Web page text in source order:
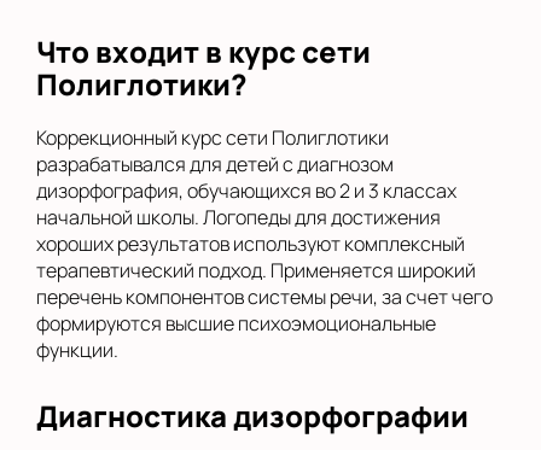
Что входит в курс сети
Полиглотики?
Коррекционный курс сети Полиглотики
разрабатывался для детей с диагнозом
дизорфография, обучающихся во 2 и 3 классах
начальной школы. Логопеды для достижения
хороших результатов используют комплексный
терапевтический подход. Применяется широкий
перечень компонентов системы речи, за счет чего
формируются высшие психоэмоциональные
функции.
Диагностика дизорфографии